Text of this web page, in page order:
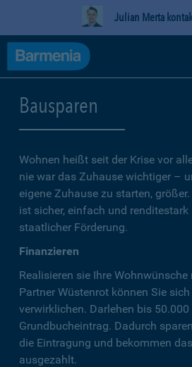
Julian Merta
Bausparen
Wohnen heißt seit der Krise vor
nie war das Zuhause wichtiger –
eigene Zuhause zu starten,
ist sicher, einfach und
staatlicher Förderung.
Finanzieren
Realisieren sie Ihre
Partner Wüstenrot können Sie
verwirklichen. Darlehen bis 50.000
Grundbucheintrag. Dadurch
die Eintragung und bekommen
ausgezahlt.